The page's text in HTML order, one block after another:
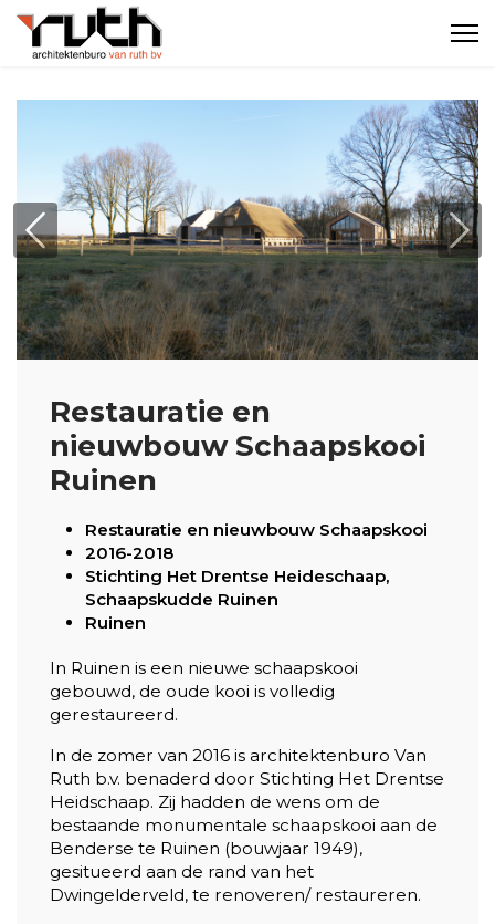
Previous
Restauratie en
nieuwbouw Schaapskooi
Ruinen
Restauratie en nieuwbouw Schaapskooi
2016-2018
Stichting Het Drentse Heideschaap,
Schaapskudde Ruinen
Ruinen
In Ruinen is een nieuwe schaapskooi
gebouwd, de oude kooi is volledig
gerestaureerd.
In de zomer van 2016 is architektenburo Van
Ruth b.v. benaderd door Stichting Het Drentse
Heidschaap. Zij hadden de wens om de
bestaande monumentale schaapskooi aan de
Benderse te Ruinen (bouwjaar 1949),
gesitueerd aan de rand van het
Dwingelderveld, te renoveren/ restaureren.